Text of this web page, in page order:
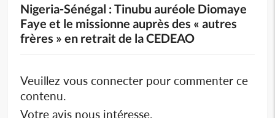
Nigeria-Sénégal : Tinubu auréole Diomaye
Faye et le missionne auprès des « autres
frères » en retrait de la CEDEAO
Veuillez vous connecter pour commenter ce
contenu.
Votre avis nous intéresse.